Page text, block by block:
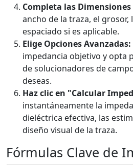
Completa las Dimensiones
ancho de la traza, el grosor,
espaciado si es aplicable.
Elige Opciones Avanzadas:
impedancia objetivo y opta
de solucionadores de
deseas.
Haz clic en "Calcular
instantáneamente la
dieléctrica efectiva, las
diseño visual de la traza.
Fórmulas Clave de